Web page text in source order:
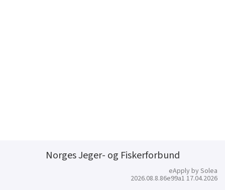
Norges Jeger- og Fiskerforbund
eApply by Solea
2026.08.8.86e99a1 17.04.2026